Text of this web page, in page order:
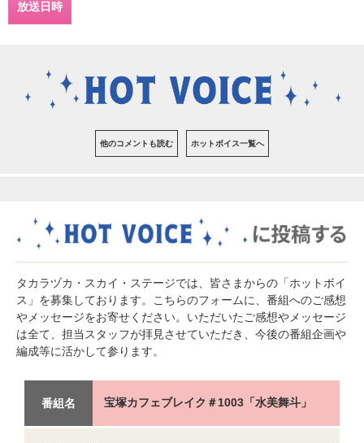
放送日時
他のコメントも読む ホットボイス一覧へ
タカラヅカ・スカイ・ステージでは、皆さまからの「ホットボイ
ス」を募集しております。こちらのフォームに、番組へのご感想
やメッセージをお寄せください。いただいたご感想やメッセージ
は全て、担当スタッフが拝見させていただき、今後の番組企画や
編成等に活かして参ります。
番組名 宝塚カフェブレイク＃1003「水美舞斗」